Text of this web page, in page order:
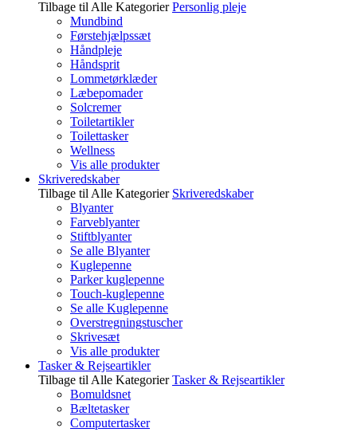
Tilbage til Alle Kategorier Personlig pleje
Mundbind
Førstehjælpssæt
Håndpleje
Håndsprit
Lommetørklæder
Læbepomader
Solcremer
Toiletartikler
Toilettasker
Wellness
Vis alle produkter
Skriveredskaber
Tilbage til Alle Kategorier Skriveredskaber
Blyanter
Farveblyanter
Stiftblyanter
Se alle Blyanter
Kuglepenne
Parker kuglepenne
Touch-kuglepenne
Se alle Kuglepenne
Overstregningstuscher
Skrivesæt
Vis alle produkter
Tasker & Rejseartikler
Tilbage til Alle Kategorier Tasker & Rejseartikler
Bomuldsnet
Bæltetasker
Computertasker